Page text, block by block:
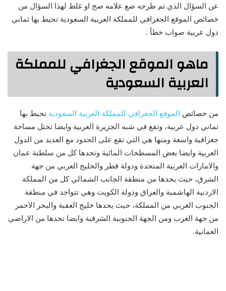
عن السؤال الذي تم طرحه ضع علامه صح او غلط لهذا السؤال من
خصائص الموقع الجغرافي للمملكة العربية السعودية تحيط بها ثماني
دول عربية صواب خطأ .
ماهو الموقع الجغرافي للمملكة
العربية السعودية
من خصائص الموقع الجغرافي للمملكة العربية السعودية تحيط بها
ثماني دول عربية، وتقع في شبه الجزيرة العربية وايضا تحتل مساحة
جغرافية واسعة ومنها هي التي تقع على الحدود مع العديد من الدول
العربية وايضا بعض المسطحات المائية وتحدها كل من سلطنة عمان
والامارات العربية المتحدة ودولة قطر والخليج العربي من جهة
الشرق، حيث يحدها من منطقة الجانب الشمالي كل من المملكة
الاردنية الهاشمية والعراق ودولة الكويت وهي تتواجد في منطقة
الجنوب الغربي من المملكة، حيث يحدها خليج العقبة والبحر الاحمر
من جهة الغرب ومن الجهة الجنوبية الشرقية وايضا تحدها من الاراضي
العمانية.